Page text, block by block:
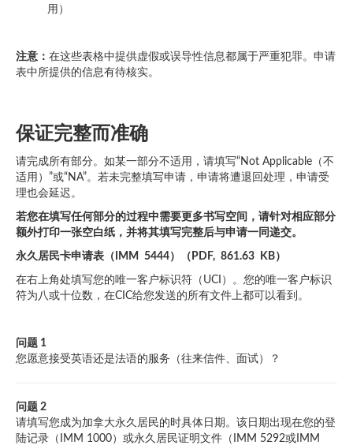
用）
注意： 在这些表格中提供虚假或误导性信息都属于严重犯罪。申请
表中所提供的信息有待核实。
保证完整而准确
请完成所有部分。如某一部分不适用，请填写“Not Applicable（不
适用）”或“NA”。若未完整填写申请，申请将遭退回处理，申请受
理也会延迟。
若您在填写任何部分的过程中需要更多书写空间，请针对相应部分
额外打印一张空白纸，并将其填写完整后与申请一同递交。
永久居民卡申请表（IMM 5444）（PDF, 861.63 KB）
在右上角处填写您的唯一客户标识符（UCI）。您的唯一客户标识
符为八或十位数，在CIC给您发送的所有文件上都可以看到。
问题 1
您愿意接受英语还是法语的服务（往来信件、面试）？
问题 2
请填写您成为加拿大永久居民的时具体日期。该日期出现在您的登
陆记录（IMM 1000）或永久居民证明文件（IMM 5292或IMM